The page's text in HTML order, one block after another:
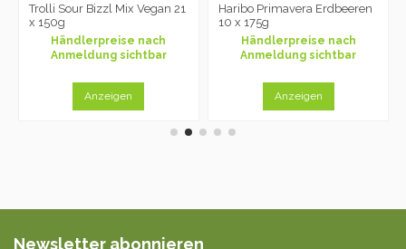
Trolli Sour Bizzl Mix Vegan 21
x 150g
Händlerpreise nach
Anmeldung sichtbar
Anzeigen
Haribo Primavera Erdbeeren
10 x 175g
Händlerpreise nach
Anmeldung sichtbar
Anzeigen
Newsletter abonnieren